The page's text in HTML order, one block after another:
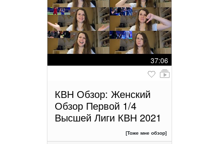
37:06
КВН Обзор: Женский
Обзор Первой 1/4
Высшей Лиги КВН 2021
[Тоже мне обзор]